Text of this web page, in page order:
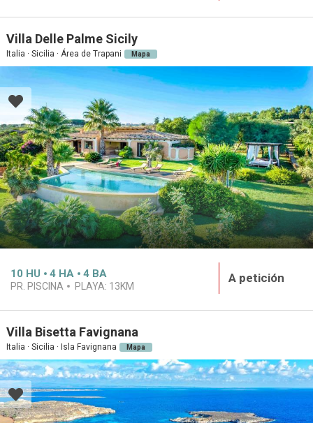
Villa Delle Palme Sicily
Italia · Sicilia · Área de Trapani Mapa
10 HU 4 HA 4 BA
PR. PISCINA PLAYA: 13KM
A petición
Villa Bisetta Favignana
Italia · Sicilia · Isla Favignana Mapa